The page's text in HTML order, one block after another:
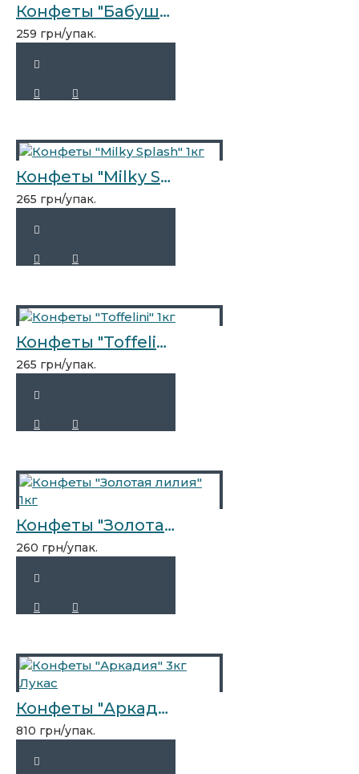
Конфеты "Бабушкины сказки" 1кг
259 грн/упак.
Конфеты "Milky Splash" 1кг
265 грн/упак.
Конфеты "Toffelini" 1кг
265 грн/упак.
Конфеты "Золотая лилия" 1кг
260 грн/упак.
Конфеты "Аркадия" 3кг Лукас
810 грн/упак.